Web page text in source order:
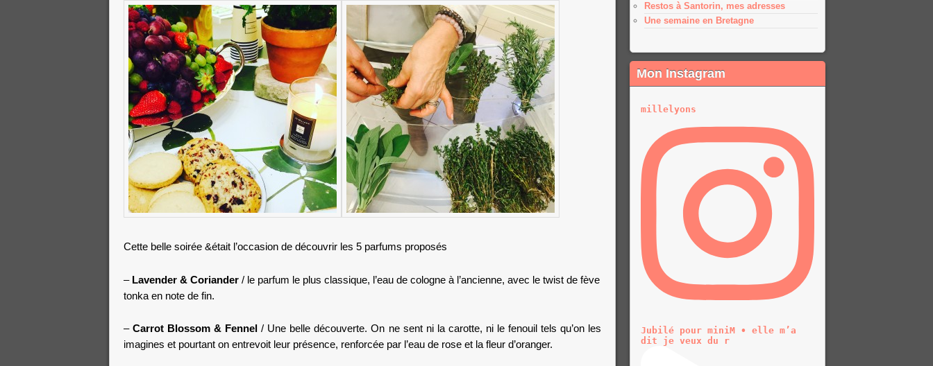
Cette belle soirée &était l’occasion de découvrir les 5 parfums proposés
– Lavender & Coriander / le parfum le plus classique, l’eau de cologne à l’ancienne, avec le twist de fève
tonka en note de fin.
–Carrot Blossom & Fennel / Une belle découverte. On ne sent ni la carotte, ni le fenouil tels qu’on les
imagines et pourtant on entrevoit leur présence, renforcée par l’eau de rose et la fleur d’oranger.
Restos à Santorin, mes adresses
Une semaine en Bretagne
Mon Instagram
millelyons
Jubilé pour miniM • elle m’a
dit je veux du r